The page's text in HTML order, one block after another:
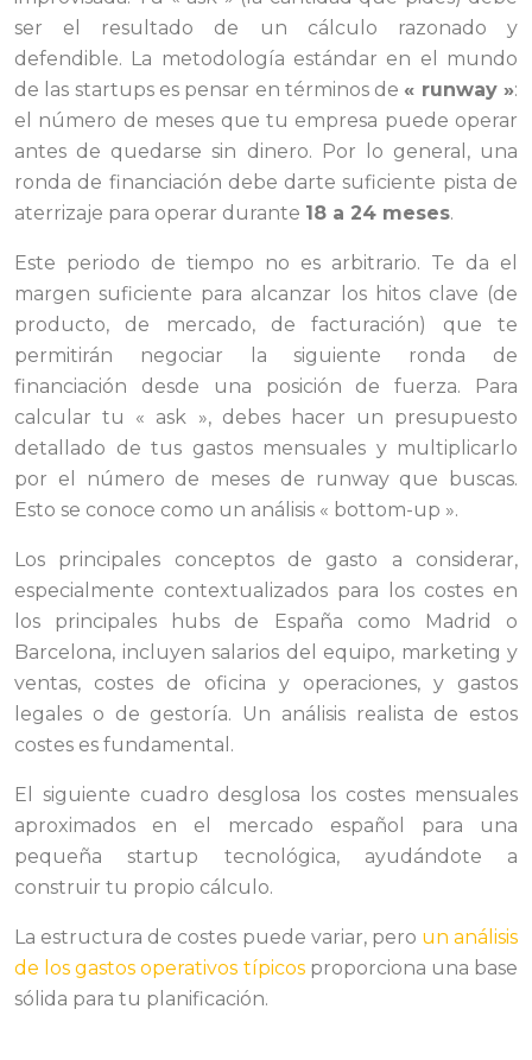
ser el resultado de un cálculo razonado y
defendible. La metodología estándar en el mundo
de las startups es pensar en términos de « runway »:
el número de meses que tu empresa puede operar
antes de quedarse sin dinero. Por lo general, una
ronda de financiación debe darte suficiente pista de
aterrizaje para operar durante 18 a 24 meses.
Este periodo de tiempo no es arbitrario. Te da el
margen suficiente para alcanzar los hitos clave (de
producto, de mercado, de facturación) que te
permitirán negociar la siguiente ronda de
financiación desde una posición de fuerza. Para
calcular tu « ask », debes hacer un presupuesto
detallado de tus gastos mensuales y multiplicarlo
por el número de meses de runway que buscas.
Esto se conoce como un análisis « bottom-up ».
Los principales conceptos de gasto a considerar,
especialmente contextualizados para los costes en
los principales hubs de España como Madrid o
Barcelona, incluyen salarios del equipo, marketing y
ventas, costes de oficina y operaciones, y gastos
legales o de gestoría. Un análisis realista de estos
costes es fundamental.
El siguiente cuadro desglosa los costes mensuales
aproximados en el mercado español para una
pequeña startup tecnológica, ayudándote a
construir tu propio cálculo.
La estructura de costes puede variar, pero un análisis
de los gastos operativos típicosproporciona una base
sólida para tu planificación.